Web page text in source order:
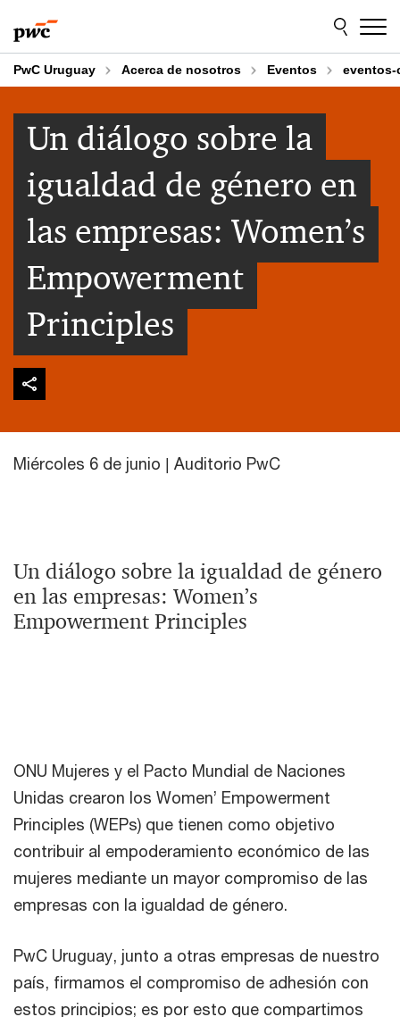
to
content
to
footer
PwC Uruguay Acerca de nosotros Eventos
Un diálogo sobre la
igualdad de género en
las empresas: Women’s
Empowerment
Principles
Miércoles 6 de junio | Auditorio PwC
Un diálogo sobre la igualdad de género
en las empresas: Women’s
Empowerment Principles
ONU Mujeres y el Pacto Mundial de Naciones
Unidas crearon los Women’ Empowerment
Principles (WEPs) que tienen como objetivo
contribuir al empoderamiento económico de las
mujeres mediante un mayor compromiso de las
empresas con la igualdad de género.
PwC Uruguay, junto a otras empresas de nuestro
país, firmamos el compromiso de adhesión con
estos principios; es por esto que compartimos